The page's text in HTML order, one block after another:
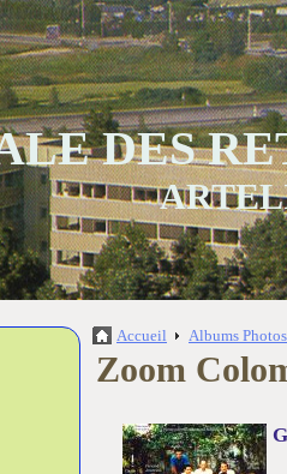
DES
Accueil Albums
Zoom